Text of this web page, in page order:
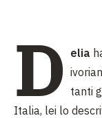
D elia
tanti
Italia, lei lo